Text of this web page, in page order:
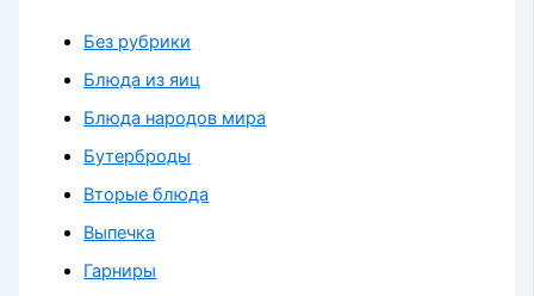
Без рубрики
Блюда из яиц
Блюда народов мира
Бутерброды
Вторые блюда
Выпечка
Гарниры